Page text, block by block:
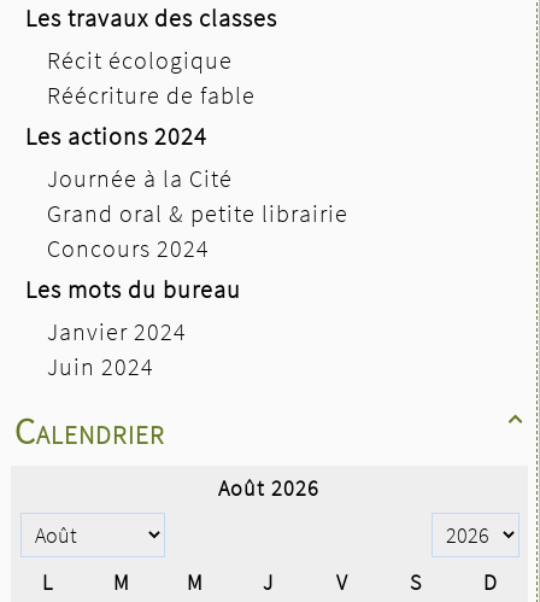
Les travaux des classes
Récit écologique
Réécriture de fable
Les actions 2024
Journée à la Cité
Grand oral & petite librairie
Concours 2024
Les mots du bureau
Janvier 2024
Juin 2024

Calendrier